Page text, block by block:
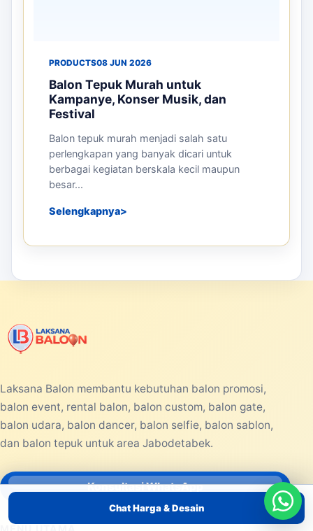
PRODUCTS08 JUN 2026
Balon Tepuk Murah untuk
Kampanye, Konser Musik, dan
Festival
Balon tepuk murah menjadi salah satu
perlengkapan yang banyak dicari untuk
berbagai kegiatan berskala kecil maupun
besar...
Selengkapnya
Chat Harga & Desain
Laksana Balon membantu kebutuhan balon promosi,
balon event, rental balon, balon custom, balon gate,
balon udara, balon dancer, balon selfie, balon sablon,
dan balon tepuk untuk area Jabodetabek.
Konsultasi WhatsApp